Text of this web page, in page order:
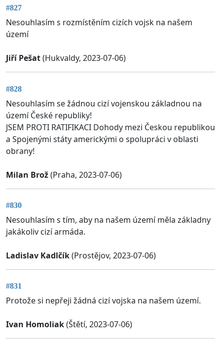
#827
Nesouhlasím s rozmístěním cizích vojsk na našem
území
Jiří Pešat(Hukvaldy, 2023-07-06)
#828
Nesouhlasím se žádnou cizí vojenskou základnou na
území České republiky!
JSEM PROTI RATIFIKACI Dohody mezi Českou republikou
a Spojenými státy americkými o spolupráci v oblasti
obrany!
Milan Brož(Praha, 2023-07-06)
#830
Nesouhlasím s tím, aby na našem území měla základny
jakákoliv cizí armáda.
Ladislav Kadlčík(Prostějov, 2023-07-06)
#831
Protože si nepřeji žádná cizí vojska na našem území.
Ivan Homoliak(Štětí, 2023-07-06)